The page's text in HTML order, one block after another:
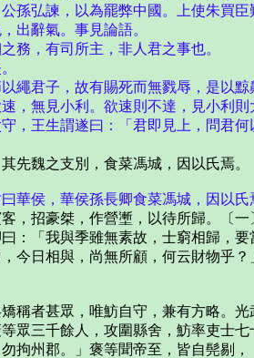
孫弘諫，以為罷弊中國。上使朱買臣
辭氣。事見論語。
，有司所主，非人君之事也。
子，故有賜死而無戮辱，是以黥
見小利。欲速則不達，見小利則
生謂遂曰：「君即見上，問君何
魏之支別，食菜馮城，因以氏焉。
華侯，華侯孫長卿食菜馮城，因以氏
招豪桀，作營壍，以待所歸。〔一
：「我與季雖無素故，士窮相歸，
今日相與，尚無所顧，何云財物乎
者甚眾，唯魴自守，兼有方略。光
眾三千餘人，攻圍縣舍，魴率吏士
拘州郡。」褒等聞帝至，皆自髡剔